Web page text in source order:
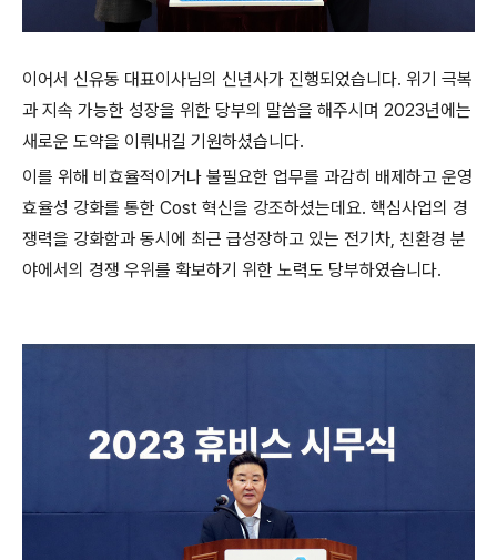
이어서 신유동 대표이사님의 신년사가 진행되었습니다. 위기 극복
과 지속 가능한 성장을 위한 당부의 말씀을 해주시며 2023년에는
새로운 도약을 이뤄내길 기원하셨습니다.
이를 위해 비효율적이거나 불필요한 업무를 과감히 배제하고 운영
효율성 강화를 통한 Cost 혁신을 강조하셨는데요. 핵심사업의 경
쟁력을 강화함과 동시에 최근 급성장하고 있는 전기차, 친환경 분
야에서의 경쟁 우위를 확보하기 위한 노력도 당부하였습니다.